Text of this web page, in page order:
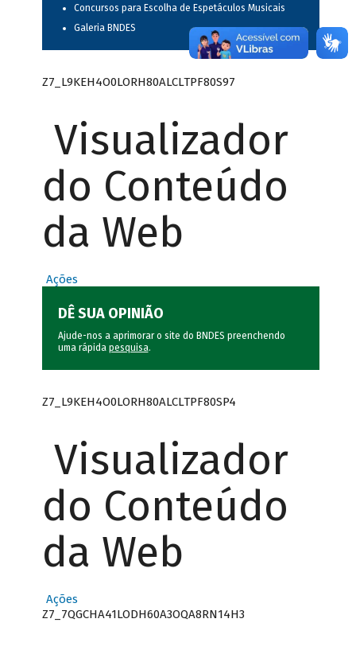
Concursos para Escolha de Espetáculos Musicais
Galeria BNDES
Z7_L9KEH4O0LORH80ALCLTPF80S97
Visualizador
do Conteúdo
da Web
Ações
DÊ SUA OPINIÃO
Ajude-nos a aprimorar o site do BNDES preenchendo
uma rápida pesquisa.
Z7_L9KEH4O0LORH80ALCLTPF80SP4
Visualizador
do Conteúdo
da Web
Ações
Z7_7QGCHA41LODH60A3OQA8RN14H3